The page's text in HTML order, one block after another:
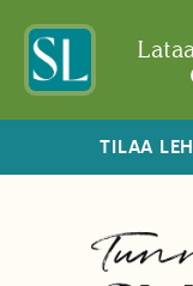
TILAA